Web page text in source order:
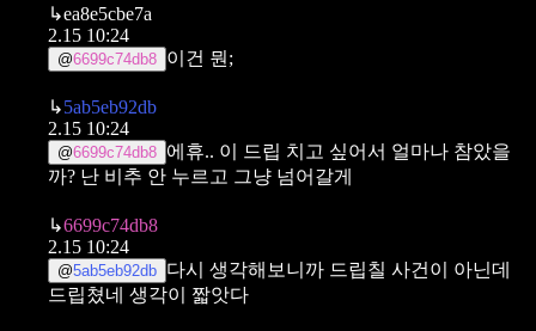
↳ea8e5cbe7a
2.15 10:24
@6699c74db8 이건 뭔;
↳5ab5eb92db
2.15 10:24
@6699c74db8 에휴.. 이 드립 치고 싶어서 얼마나 참았을
까? 난 비추 안 누르고 그냥 넘어갈게
↳6699c74db8
2.15 10:24
@5ab5eb92db 다시 생각해보니까 드립칠 사건이 아닌데
드립쳤네 생각이 짧앗다